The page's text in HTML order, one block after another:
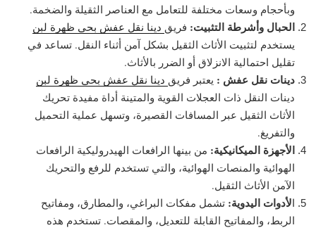
وبأحجام وسعات مختلفة للتعامل مع العناصر الثقيلة والضخمة.
الحبال وأشرطة التثبيت: فريق دينا نقل عفش بحي ظهرة لبن
يستخدم لتثبيت الأثاث الثقيل بشكل آمن أثناء النقل. تساعد في
تقليل احتمالية الانزلاق أو الضرر بالأثاث.
دينات نقل عفش : يعتبر فريق دينا نقل عفش بحي ظهرة لبن
دينات النقل ذات العجلات القوية والمتينة أداة مفيدة تحريك
الأثاث الثقيل عبر المسافات القصيرة، وتسهل عملية التحميل
والتفريغ.
الأجهزة الميكانيكية: من بينها الرافعات الهيدروليكية الرافعات
الهوائية والمنصات الهوائية، والتي تستخدم للرفع والتحريك
الآمن الأثاث الثقيل.
الأدوات اليدوية: تشمل مفكات البراغي، والمطارق، ومفاتيح
الربط، والمفاتيح القابلة للتعديل، والمقصات. تستخدم هذه